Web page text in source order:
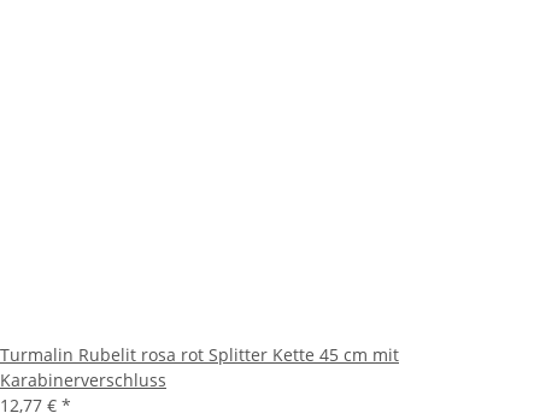
Turmalin Rubelit rosa rot Splitter Kette 45 cm mit
Karabinerverschluss
12,77 € *